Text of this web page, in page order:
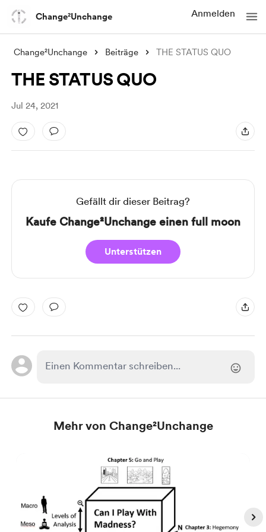
Change²Unchange Anmelden
Change²Unchange Beiträge THE STATUS QUO
THE STATUS QUO
Jul 24, 2021
Gefällt dir dieser Beitrag?
Kaufe Change²Unchange einen full moon
Unterstützen
Mehr von Change²Unchange